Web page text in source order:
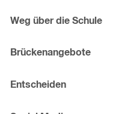
Einträge)
Eignungstests
Weg über die Schule
Mittelschul-Check
Brückenangebote
Entscheiden